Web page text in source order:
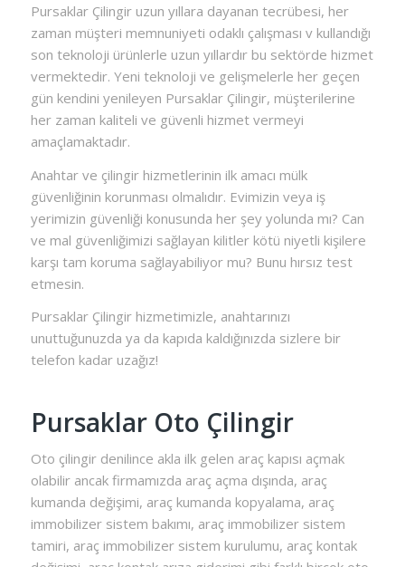
Pursaklar Çilingir uzun yıllara dayanan tecrübesi, her
zaman müşteri memnuniyeti odaklı çalışması v kullandığı
son teknoloji ürünlerle uzun yıllardır bu sektörde hizmet
vermektedir. Yeni teknoloji ve gelişmelerle her geçen
gün kendini yenileyen Pursaklar Çilingir, müşterilerine
her zaman kaliteli ve güvenli hizmet vermeyi
amaçlamaktadır.
Anahtar ve çilingir hizmetlerinin ilk amacı mülk
güvenliğinin korunması olmalıdır. Evimizin veya iş
yerimizin güvenliği konusunda her şey yolunda mı? Can
ve mal güvenliğimizi sağlayan kilitler kötü niyetli kişilere
karşı tam koruma sağlayabiliyor mu? Bunu hırsız test
etmesin.
Pursaklar Çilingir hizmetimizle, anahtarınızı
unuttuğunuzda ya da kapıda kaldığınızda sizlere bir
telefon kadar uzağız!
Pursaklar Oto Çilingir
Oto çilingir denilince akla ilk gelen araç kapısı açmak
olabilir ancak firmamızda araç açma dışında, araç
kumanda değişimi, araç kumanda kopyalama, araç
immobilizer sistem bakımı, araç immobilizer sistem
tamiri, araç immobilizer sistem kurulumu, araç kontak